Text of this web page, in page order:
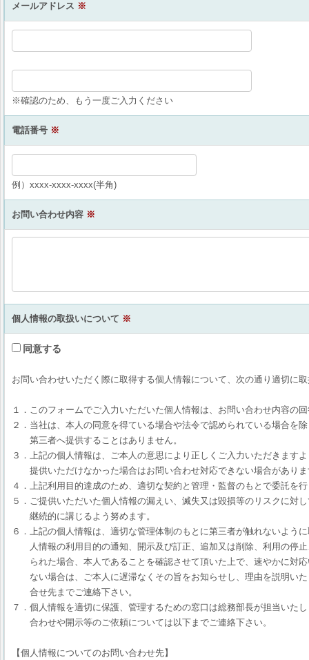
メールアドレス ※
※確認のため、もう一度ご入力ください
電話番号 ※
例）xxxx-xxxx-xxxx(半角)
お問い合わせ内容 ※
個人情報の取扱いについて ※
同意する
お問い合わせいただく際に取得する個人情報について、次の通り適切に
１．このフォームでご入力いただいた個人情報は、お問い合わせ内容の
２．当社は、本人の同意を得ている場合や法令で認められている場合を
第三者へ提供することはありません。
３．上記の個人情報は、ご本人の意思により正しくご入力いただきます
提供いただけなかった場合はお問い合わせ対応できない場合があり
４．上記利用目的達成のため、適切な契約と管理・監督のもとで委託を
５．ご提供いただいた個人情報の漏えい、滅失又は毀損等のリスクに対
継続的に講じるよう努めます。
６．上記の個人情報は、適切な管理体制のもとに第三者が触れないよう
人情報の利用目的の通知、開示及び訂正、追加又は削除、利用の停
られた場合、本人であることを確認させて頂いた上で、速やかに対
ない場合は、ご本人に遅滞なくその旨をお知らせし、理由を説明い
合せ先までご連絡下さい。
７．個人情報を適切に保護、管理するための窓口は総務部長が担当いた
合わせや開示等のご依頼については以下までご連絡下さい。
【個人情報についてのお問い合わせ先】